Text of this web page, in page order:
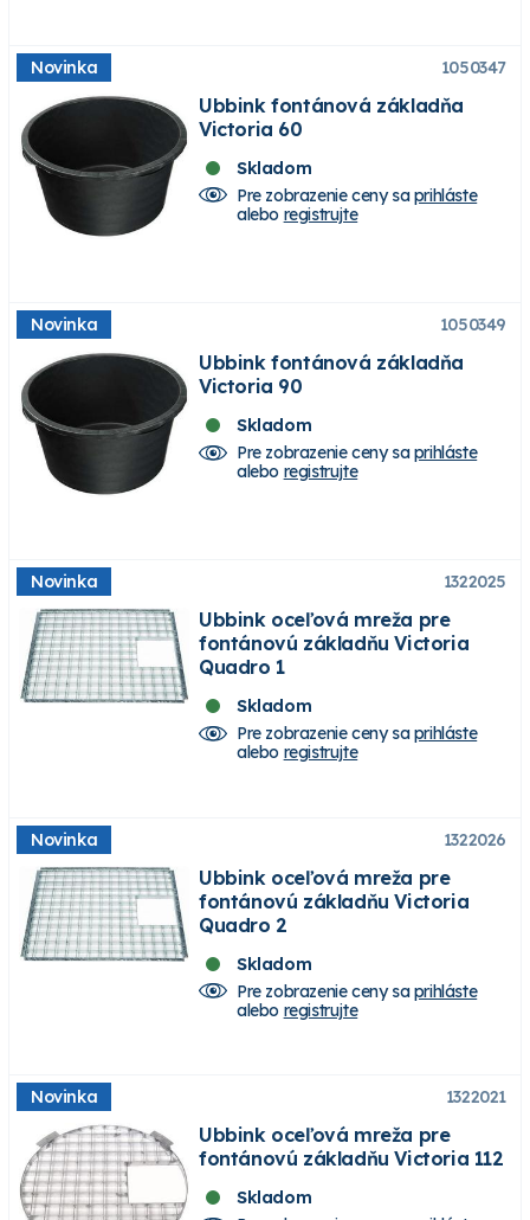
Novinka 1050347
Ubbink fontánová základňa
Victoria 60
Skladom
Pre zobrazenie ceny saprihláste
alebo registrujte
Novinka 1050349
Ubbink fontánová základňa
Victoria 90
Skladom
Pre zobrazenie ceny saprihláste
alebo registrujte
Novinka 1322025
Ubbink oceľová mreža pre
fontánovú základňu Victoria
Quadro 1
Skladom
Pre zobrazenie ceny saprihláste
alebo registrujte
Novinka 1322026
Ubbink oceľová mreža pre
fontánovú základňu Victoria
Quadro 2
Skladom
Pre zobrazenie ceny saprihláste
alebo registrujte
Novinka 1322021
Ubbink oceľová mreža pre
fontánovú základňu Victoria 112
Skladom